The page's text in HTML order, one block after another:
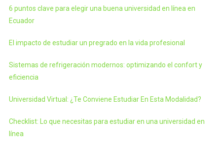
6 puntos clave para elegir una buena universidad en línea en
Ecuador
El impacto de estudiar un pregrado en la vida profesional
Sistemas de refrigeración modernos: optimizando el confort y
eficiencia
Universidad Virtual: ¿Te Conviene Estudiar En Esta Modalidad?
Checklist: Lo que necesitas para estudiar en una universidad en
línea